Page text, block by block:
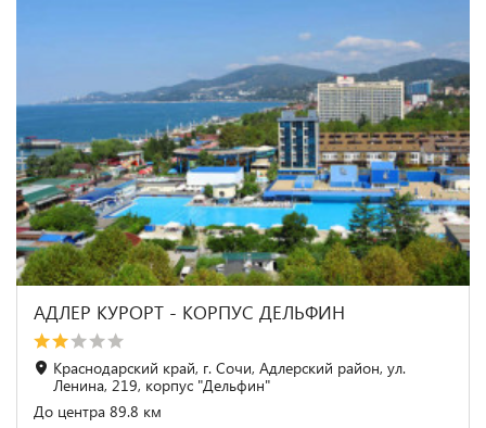
АДЛЕР КУРОРТ - КОРПУС ДЕЛЬФИН
Краснодарский край, г. Сочи, Адлерский район, ул.
Ленина, 219, корпус "Дельфин"
До центра 89.8 км